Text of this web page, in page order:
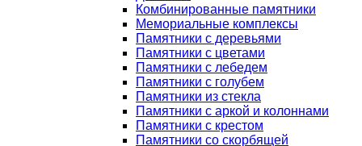
Комбинированные памятники
Мемориальные комплексы
Памятники с деревьями
Памятники с цветами
Памятники с лебедем
Памятники с голубем
Памятники из стекла
Памятники с аркой и колоннами
Памятники с крестом
Памятники со скорбящей